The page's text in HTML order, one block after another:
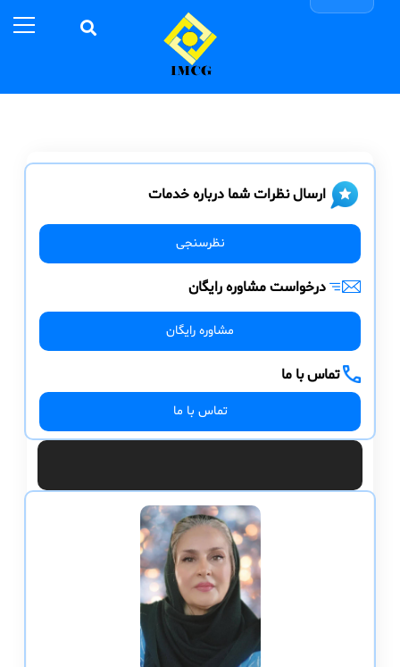
ارسال نظرات شما درباره خدمات
نظرسنجی
درخواست مشاوره رایگان
مشاوره رایگان
تماس با ما
تماس با ما